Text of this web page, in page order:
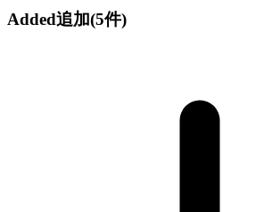
Added追加(5件)